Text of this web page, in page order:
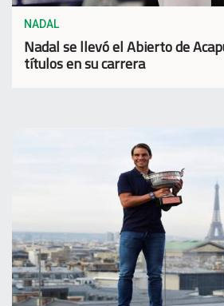
NADAL
Nadal se llevó el Abierto de
títulos en su carrera